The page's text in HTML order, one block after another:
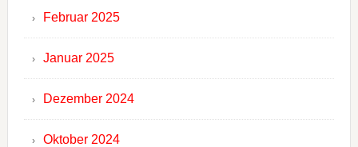
Februar 2025
Januar 2025
Dezember 2024
Oktober 2024